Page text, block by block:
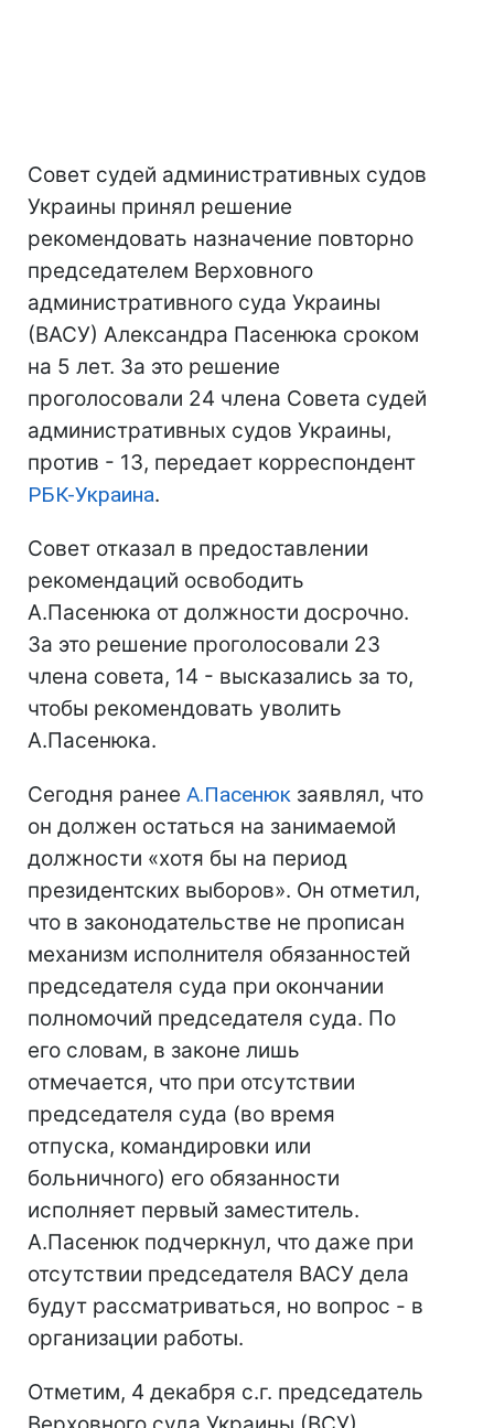
Совет судей административных судов
Украины принял решение
рекомендовать назначение повторно
председателем Верховного
административного суда Украины
(ВАСУ) Александра Пасенюка сроком
на 5 лет. За это решение
проголосовали 24 члена Совета судей
административных судов Украины,
против - 13, передает корреспондент
РБК-Украина.
Совет отказал в предоставлении
рекомендаций освободить
А.Пасенюка от должности досрочно.
За это решение проголосовали 23
члена совета, 14 - высказались за то,
чтобы рекомендовать уволить
А.Пасенюка.
Сегодня ранее А.Пасенюк заявлял, что
он должен остаться на занимаемой
должности «хотя бы на период
президентских выборов». Он отметил,
что в законодательстве не прописан
механизм исполнителя обязанностей
председателя суда при окончании
полномочий председателя суда. По
его словам, в законе лишь
отмечается, что при отсутствии
председателя суда (во время
отпуска, командировки или
больничного) его обязанности
исполняет первый заместитель.
А.Пасенюк подчеркнул, что даже при
отсутствии председателя ВАСУ дела
будут рассматриваться, но вопрос - в
организации работы.
Отметим, 4 декабря с.г. председатель